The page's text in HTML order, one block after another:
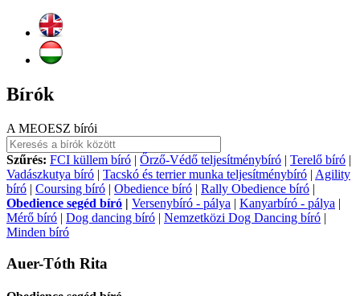
Bírók
A MEOESZ bírói
Szűrés: FCI küllem bíró | Őrző-Védő teljesítménybíró | Terelő bíró |
Vadászkutya bíró | Tacskó és terrier munka teljesítménybíró | Agility
bíró | Coursing bíró | Obedience bíró | Rally Obedience bíró |
Obedience segéd bíró | Versenybíró - pálya | Kanyarbíró - pálya |
Mérő bíró | Dog dancing bíró | Nemzetközi Dog Dancing bíró |
Minden bíró
Auer-Tóth Rita